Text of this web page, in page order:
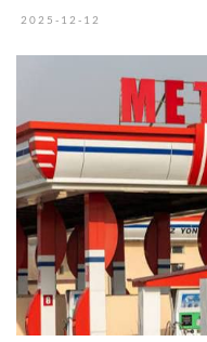
2025-12-12